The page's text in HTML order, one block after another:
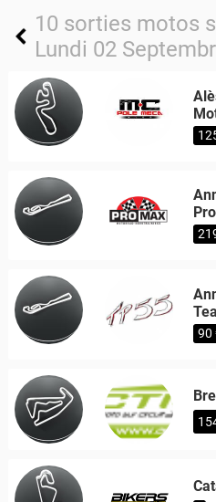
10 sorties motos
Lundi 02
90